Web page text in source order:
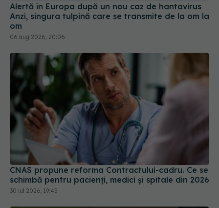
06 aug 2026, 20:06
CNAS propune reforma Contractului-cadru. Ce se
schimbă pentru pacienți, medici și spitale din 2026
30 iul 2026, 19:45